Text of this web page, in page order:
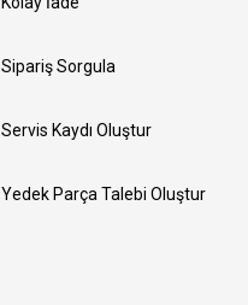
Sipariş Sorgula
Servis Kaydı Oluştur
Yedek Parça Talebi Oluştur